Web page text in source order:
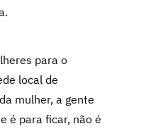
para o
local de
mulher, a gente
é para ficar, não é